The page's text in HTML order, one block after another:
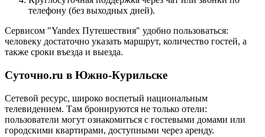
телефону (без выходных дней).
Сервисом "Yandex Путешествия" удобно пользоваться:
человеку достаточно указать маршрут, количество гостей, а
также сроки въезда и выезда.
Суточно.ru в Южно-Курильске
Сетевой ресурс, широко воспетый национальным
телевидением. Там бронируются не только отели:
пользователи могут ознакомиться с гостевыми домами или
городскими квартирами, доступными через аренду.